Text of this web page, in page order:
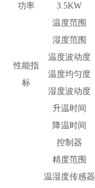
功率 3.5KW
性能指
标
温度范围
湿度范围
温度波动度
温度均匀度
湿度波动度
升温时间
降温时间
控制器
精度范围
温湿度传感器